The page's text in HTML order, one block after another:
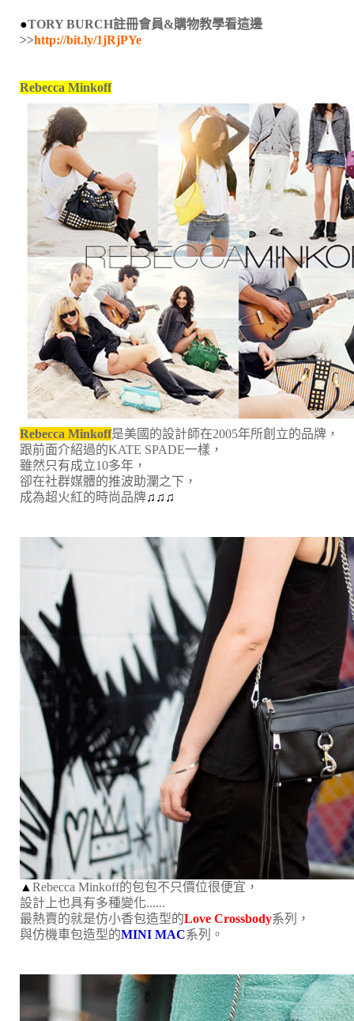
●TORY BURCH註冊會員&購物教學看這邊
>>http://bit.ly/1jRjPYe
Rebecca Minkoff
Rebecca Minkoff是美國的設計師在2005年所創立的品牌，
跟前面介紹過的KATE SPADE一樣，
雖然只有成立10多年，
卻在社群媒體的推波助瀾之下，
成為超火紅的時尚品牌♫ ♫ ♫
▲ Rebecca Minkoff的包包不只價位很便宜，
設計上也具有多種變化......
最熱賣的就是仿小香包造型的Love Crossbody系列，
與仿機車包造型的MINI MAC系列。